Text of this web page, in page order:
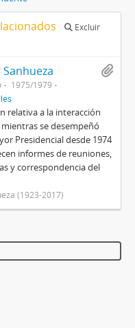
Excluir
1975/1979
relativa a la interacción
se desempeñó
Presidencial desde 1974
informes de reuniones,
y correspondencia del
(1923-2017)